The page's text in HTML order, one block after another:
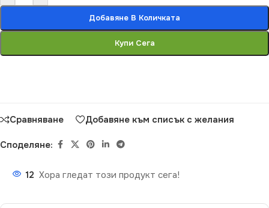
Добавяне В Количката
Купи Сега
Сравняване Добавяне към списък с желания
Споделяне:
12 Хора гледат този продукт сега!